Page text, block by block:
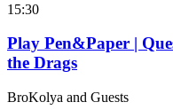
15:30
Play Pen&Paper |
the Drags
BroKolya and Guests